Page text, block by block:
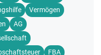
Vermögen
AG
FBA